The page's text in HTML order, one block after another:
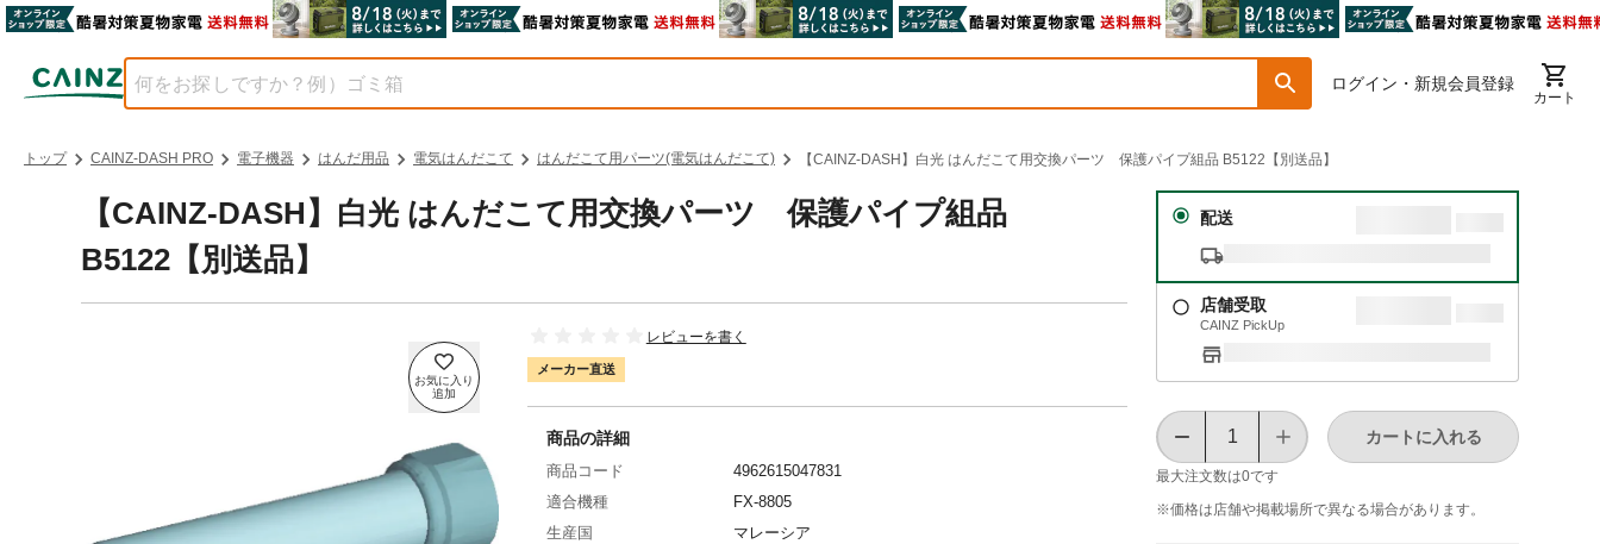
ログイン・新規会員登録
カート
トップ CAINZ-DASH PRO 電子機器 はんだ用品 電気はんだこて はんだこて用パーツ(電気はんだこて) 【CAINZ-DASH】白光 はんだこて用交換パーツ 保護パイプ組品 B5122【別送品】
【CAINZ-DASH】白光 はんだこて用交換パーツ 保護パイプ組品
B5122【別送品】
レビューを書く
メーカー直送
配送
店舗受取
CAINZ PickUp
最大注文数は0です
カートに入れる
※価格は​店舗や​掲載場所で​異なる​場合が​あります。
商品の詳細
商品コード
4962615047831
適合機種
FX-8805
生産国
マレーシア